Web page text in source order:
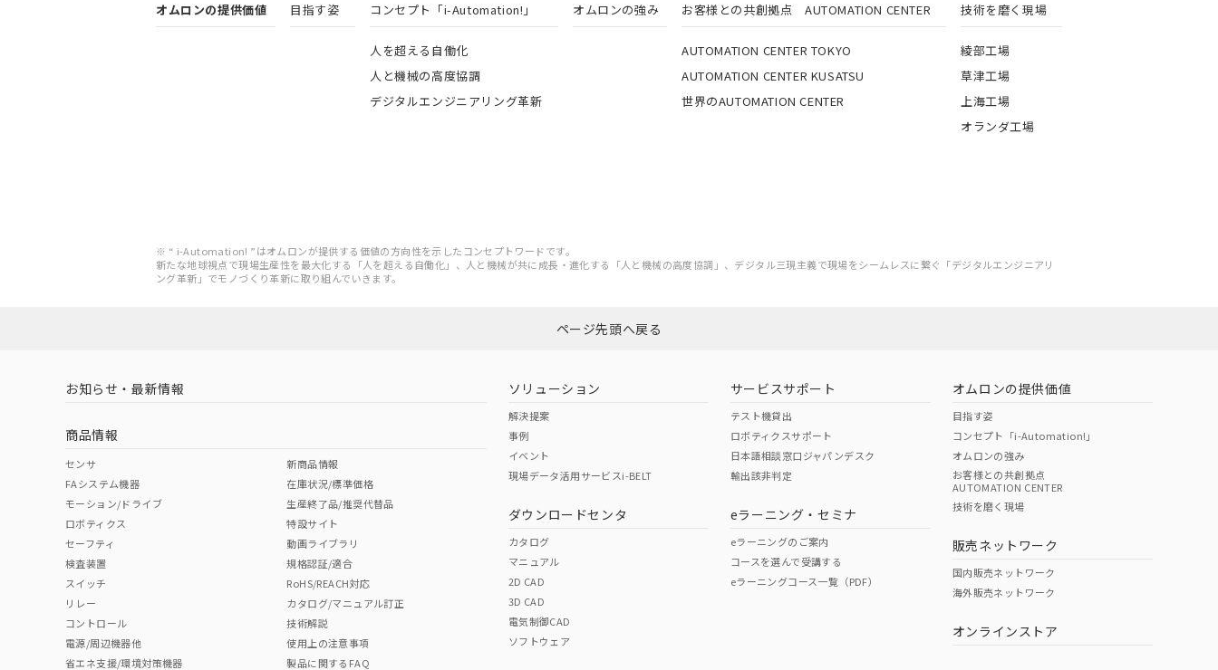
オムロンの提供価値 目指す姿 コンセプト「i-Automation!」
人を超える自働化
人と機械の高度協調
デジタルエンジニアリング革新
オムロンの強み お客様との共創拠点 AUTOMATION CENTER
AUTOMATION CENTER TOKYO
AUTOMATION CENTER KUSATSU
世界のAUTOMATION CENTER
技術を磨く現場
綾部工場
草津工場
上海工場
オランダ工場
※ “ i-Automation! ”はオムロンが提供する価値の方向性を示したコンセプトワードです。
新たな地球視点で現場生産性を最大化する「人を超える自働化」、人と機械が共に成長・進化する「人と機械の高度協調」、デジタル三現主義で現場をシームレスに繋ぐ「デジタルエンジニアリ
ング革新」でモノづくり革新に取り組んでいきます。
ページ先頭へ戻る
お知らせ・最新情報
商品情報
センサ
FAシステム機器
モーション/ドライブ
ロボティクス
セーフティ
検査装置
スイッチ
リレー
コントロール
電源/周辺機器他
省エネ支援/環境対策機器
新商品情報
在庫状況/標準価格
生産終了品/推奨代替品
特設サイト
動画ライブラリ
規格認証/適合
RoHS/REACH対応
カタログ/マニュアル訂正
技術解説
使用上の注意事項
製品に関するFAQ
ソリューション
解決提案
事例
イベント
現場データ活用サービスi-BELT
ダウンロードセンタ
カタログ
マニュアル
2D CAD
3D CAD
電気制御CAD
ソフトウェア
サービスサポート
テスト機貸出
ロボティクスサポート
日本語相談窓口ジャパンデスク
輸出該非判定
eラーニング・セミナ
eラーニングのご案内
コースを選んで受講する
eラーニングコース一覧（PDF）
オムロンの提供価値
目指す姿
コンセプト「i-Automation!」
オムロンの強み
お客様との共創拠点
AUTOMATION CENTER
技術を磨く現場
販売ネットワーク
国内販売ネットワーク
海外販売ネットワーク
オンラインストア